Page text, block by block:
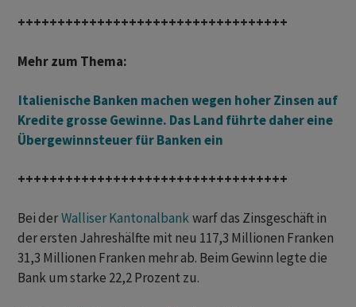
++++++++++++++++++++++++++++++++++
Mehr zum Thema:
Italienische Banken machen wegen hoher Zinsen auf
Kredite grosse Gewinne. Das Land führte daher eine
Übergewinnsteuer für Banken ein
++++++++++++++++++++++++++++++++++
Bei derWalliser Kantonalbankwarf das Zinsgeschäft in
der ersten Jahreshälfte mit neu 117,3 Millionen Franken
31,3 Millionen Franken mehr ab. Beim Gewinn legte die
Bank um starke 22,2 Prozent zu.